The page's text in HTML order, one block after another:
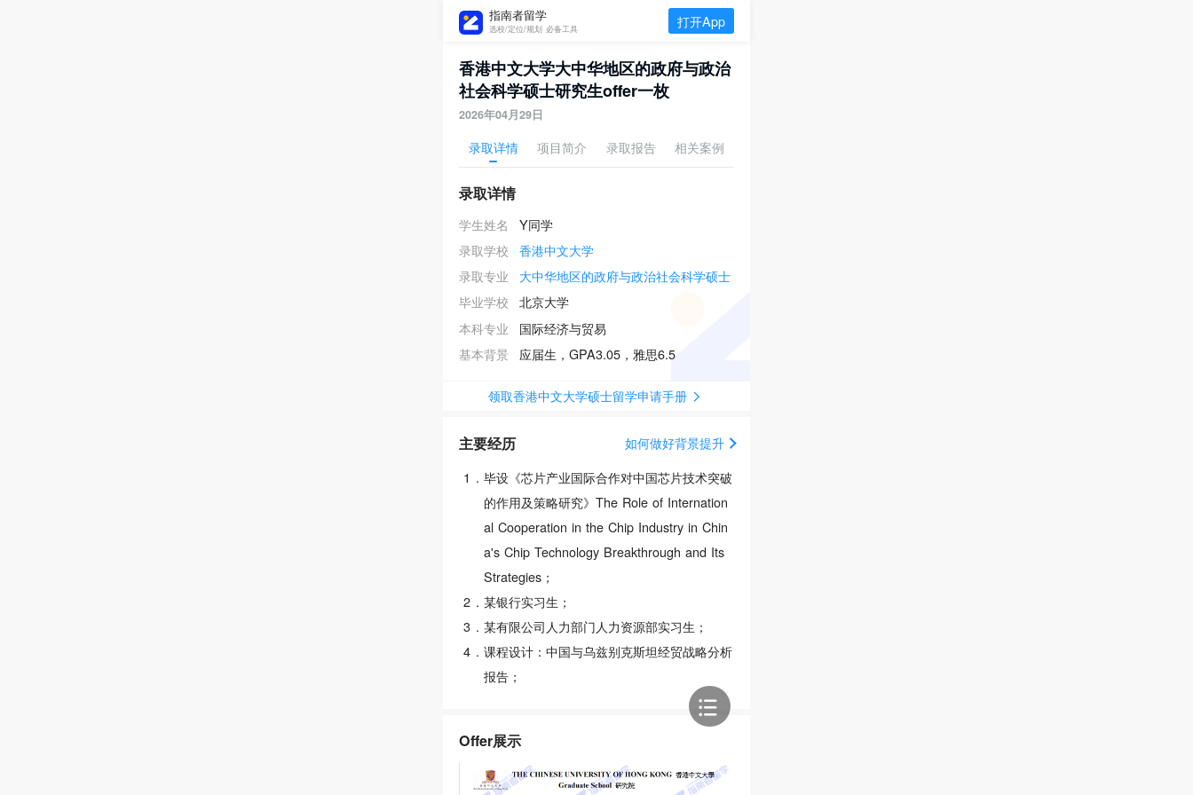
指南者留学
选校/定位/规划 必备工具 打开App
香港中文大学大中华地区的政府与政治
社会科学硕士研究生offer一枚
2026年04月29日
录取详情 项目简介 录取报告 相关案例
录取详情
学生姓名
Y同学
录取学校
香港中文大学
录取专业
大中华地区的政府与政治社会科学硕士
毕业学校
北京大学
本科专业
国际经济与贸易
基本背景
应届生，GPA3.05，雅思6.5
领取香港中文大学硕士留学申请手册
主要经历
如何做好背景提升
1 . 毕设《芯片产业国际合作对中国芯片技术突破
的作用及策略研究》The Role of Internation
al Cooperation in the Chip Industry in Chin
a's Chip Technology Breakthrough and Its
Strategies；
2 . 某银行实习生；
3 . 某有限公司人力部门人力资源部实习生；
4 . 课程设计：中国与乌兹别克斯坦经贸战略分析
报告；
Offer展示